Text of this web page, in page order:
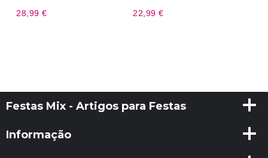
28,99 € 22,99 €
Festas Mix - Artigos para Festas
Informação